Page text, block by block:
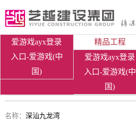
爱游戏ayx登录
入口-爱游戏(中
国)
精品工程
爱游戏ayx登录
入口-爱游戏(中
国)
名称： 深汕九龙湾